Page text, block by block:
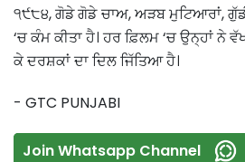
੧੯੮੪, ਗੋਡੇ ਗੋਡੇ ਚਾਅ, ਅੜਬ ਮੁਟਿਆਰਾਂ,
‘ਚ ਕੰਮ ਕੀਤਾ ਹੈ। ਹਰ ਫ਼ਿਲਮ ‘ਚ ਉਨ੍ਹਾਂ ਨੇ
ਕੇ ਦਰਸ਼ਕਾਂ ਦਾ ਦਿਲ ਜਿੱਤਿਆ ਹੈ।
- GTC PUNJABI
Join Whatsapp Channel